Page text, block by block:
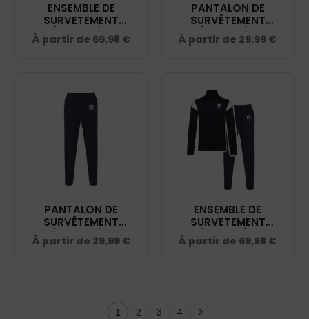
ENSEMBLE DE
SURVETEMENT
(ENFANT) -
HUMAN'EQU'AIN -
À partir de 69,98 €
PANTALON DE
SURVÊTEMENT
(ENFANT) -
HUMAN'EQU'AIN -
À partir de 29,99 €
PANTALON DE
SURVÊTEMENT
(UNISEXE) -
HUMAN'EQU'AIN -
À partir de 29,99 €
ENSEMBLE DE
SURVETEMENT
(ADULTE) -
HUMAN'EQU'AIN -
À partir de 69,98 €
1 2 3 4